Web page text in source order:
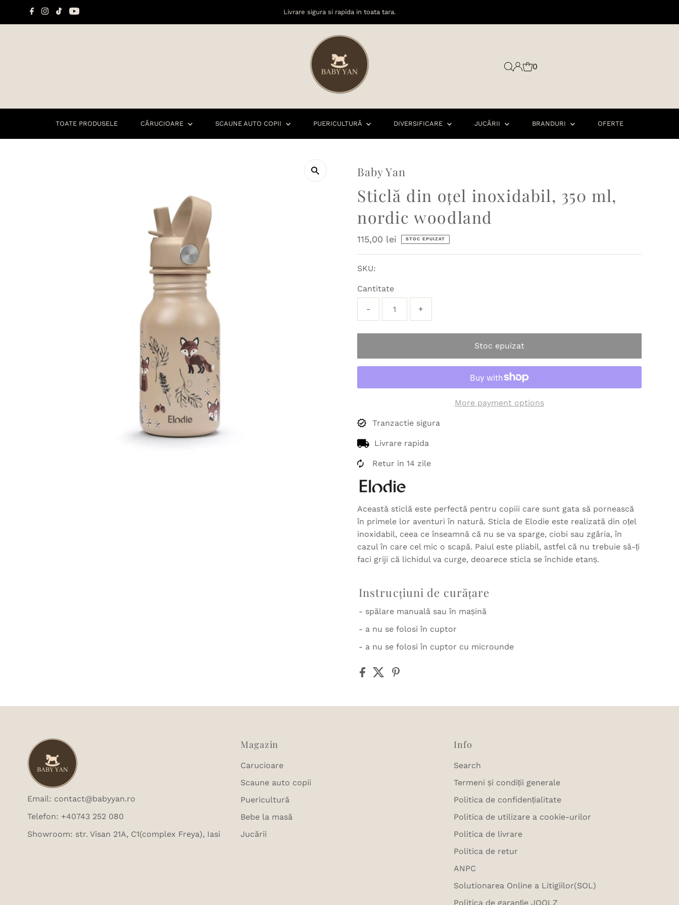
Sari la conținut Livrare sigura si rapida in toata tara.
0
TOATE PRODUSELE CĂRUCIOARE SCAUNE AUTO COPII PUERICULTURĂ DIVERSIFICARE JUCĂRII BRANDURI OFERTE
Baby Yan
Sticlă din oțel inoxidabil, 350 ml,
nordic woodland
Preț
obișnuit
115,00 lei STOC EPUIZAT
SKU:
Cantitate
- +
Stoc epuizat
More payment options
Tranzactie sigura
Livrare rapida
Retur in 14 zile
Această sticlă este perfectă pentru copiii care sunt gata să pornească
în primele lor aventuri în natură. Sticla de Elodie este realizată din oțel
inoxidabil, ceea ce înseamnă că nu se va sparge, ciobi sau zgâria, în
cazul în care cel mic o scapă. Paiul este pliabil, astfel că nu trebuie să-ți
faci griji că lichidul va curge, deoarece sticla se închide etanș.
Instrucțiuni de curățare
- spălare manuală sau în mașină
- a nu se folosi în cuptor
- a nu se folosi în cuptor cu microunde
Email: contact@babyyan.ro
Telefon: +40743 252 080
Showroom: str. Visan 21A, C1(complex Freya), Iasi
Magazin
Carucioare
Scaune auto copii
Puericultură
Bebe la masă
Jucării
Info
Search
Termeni și condiții generale
Politica de confidențialitate
Politica de utilizare a cookie-urilor
Politica de livrare
Politica de retur
ANPC
Solutionarea Online a Litigiilor(SOL)
Politica de garanție JOOLZ